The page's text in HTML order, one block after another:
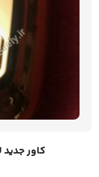
کاور جدید TPU فیدلیتی - FIDELITY